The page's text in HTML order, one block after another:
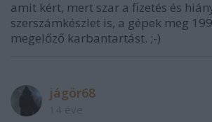
amit kért, mert szar a fizetés és
szerszámkészlet is, a gépek meg
megelőző karbantartást. ;-)
jágör68